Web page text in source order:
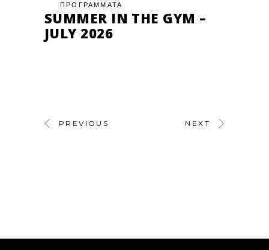
ΠΡΟΓΡΑΜΜΑΤΑ
SUMMER IN THE GYM –
JULY 2026
PREVIOUS NEXT